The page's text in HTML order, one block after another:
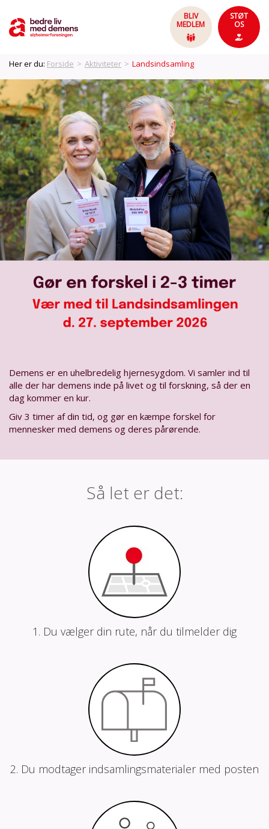
BLIV
MEDLEM
STØT
OS
Her er du: Forside > Aktiviteter > Landsindsamling
Demens er en uhelbredelig hjernesygdom. Vi samler ind til
alle der har demens inde på livet og til forskning, så der en
dag kommer en kur.
Giv 3 timer af din tid, og gør en kæmpe forskel for
mennesker med demens og deres pårørende.
Så let er det:
1. Du vælger din rute, når du tilmelder dig
2. Du modtager indsamlingsmaterialer med posten